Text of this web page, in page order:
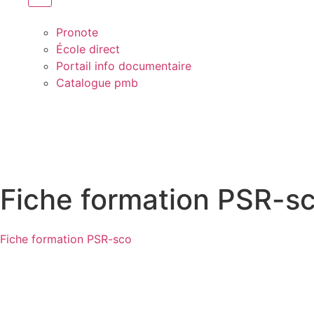
Pronote
École direct
Portail info documentaire
Catalogue pmb
Fiche formation PSR-
Fiche formation PSR-sco